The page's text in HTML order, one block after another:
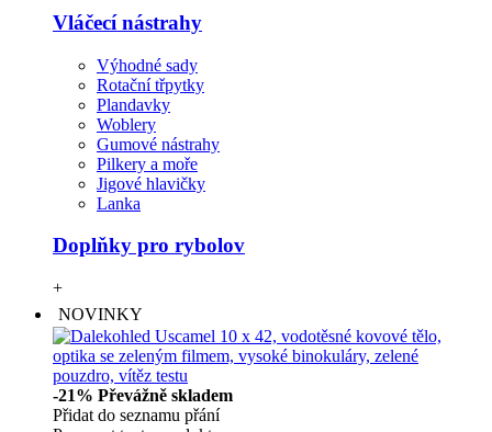
Vláčecí nástrahy
Výhodné sady
Rotační třpytky
Plandavky
Woblery
Gumové nástrahy
Pilkery a moře
Jigové hlavičky
Lanka
Doplňky pro rybolov
+
NOVINKY
-21% Převážně skladem
Přidat do seznamu přání